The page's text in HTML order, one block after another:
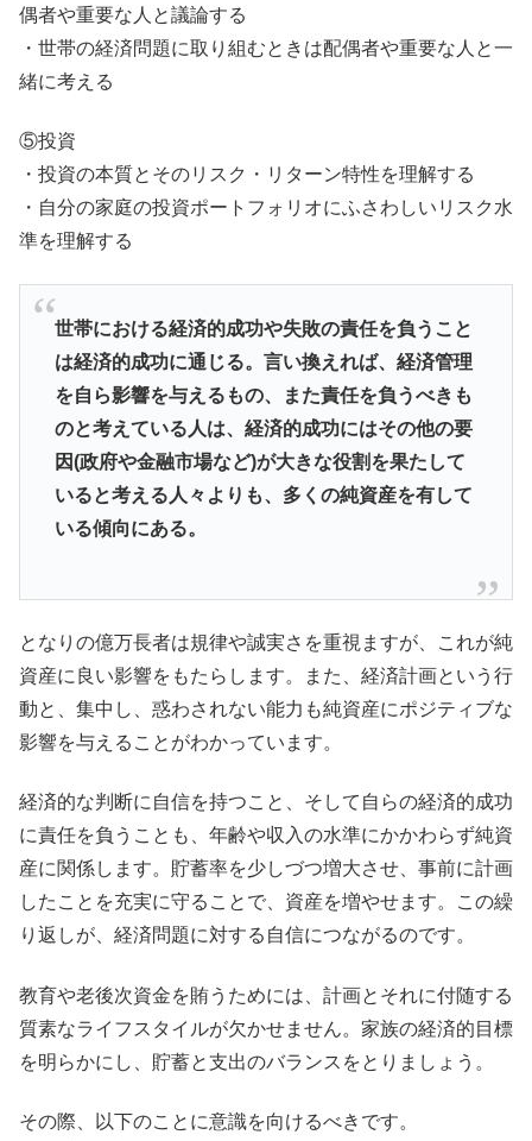
偶者や重要な人と議論する
・世帯の経済問題に取り組むときは配偶者や重要な人と一
緒に考える
⑤投資
・投資の本質とそのリスク・リターン特性を理解する
・自分の家庭の投資ポートフォリオにふさわしいリスク水
準を理解する
世帯における経済的成功や失敗の責任を負うこと
は経済的成功に通じる。言い換えれば、経済管理
を自ら影響を与えるもの、また責任を負うべきも
のと考えている人は、経済的成功にはその他の要
因(政府や金融市場など)が大きな役割を果たして
いると考える人々よりも、多くの純資産を有して
いる傾向にある。
となりの億万長者は規律や誠実さを重視ますが、これが純
資産に良い影響をもたらします。また、経済計画という行
動と、集中し、惑わされない能力も純資産にポジティブな
影響を与えることがわかっています。
経済的な判断に自信を持つこと、そして自らの経済的成功
に責任を負うことも、年齢や収入の水準にかかわらず純資
産に関係します。貯蓄率を少しづつ増大させ、事前に計画
したことを充実に守ることで、資産を増やせます。この繰
り返しが、経済問題に対する自信につながるのです。
教育や老後次資金を賄うためには、計画とそれに付随する
質素なライフスタイルが欠かせません。家族の経済的目標
を明らかにし、貯蓄と支出のバランスをとりましょう。
その際、以下のことに意識を向けるべきです。